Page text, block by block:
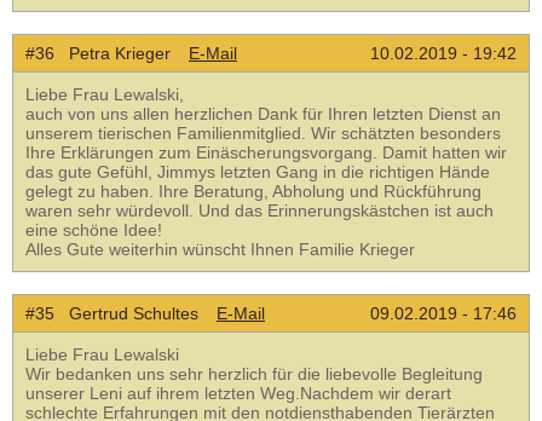
#36 Petra Krieger E-Mail 10.02.2019 - 19:42
Liebe Frau Lewalski,
auch von uns allen herzlichen Dank für Ihren letzten Dienst an
unserem tierischen Familienmitglied. Wir schätzten besonders
Ihre Erklärungen zum Einäscherungsvorgang. Damit hatten wir
das gute Gefühl, Jimmys letzten Gang in die richtigen Hände
gelegt zu haben. Ihre Beratung, Abholung und Rückführung
waren sehr würdevoll. Und das Erinnerungskästchen ist auch
eine schöne Idee!
Alles Gute weiterhin wünscht Ihnen Familie Krieger
#35 Gertrud Schultes E-Mail 09.02.2019 - 17:46
Liebe Frau Lewalski
Wir bedanken uns sehr herzlich für die liebevolle Begleitung
unserer Leni auf ihrem letzten Weg.Nachdem wir derart
schlechte Erfahrungen mit den notdiensthabenden Tierärzten